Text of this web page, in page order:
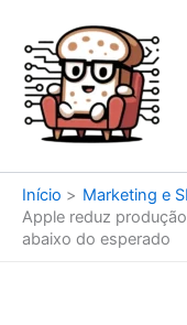
conteúdo
Início
Marketing e
Apple reduz
abaixo do esperado